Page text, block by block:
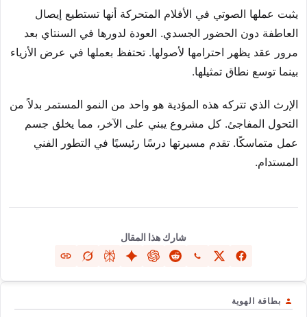
يثبت عملها الصوتي في الأفلام المتحركة أنها تستطيع إيصال
العاطفة دون الحضور الجسدي. العودة لدورها في السنتاي بعد
مرور عقد يظهر احترامها لأصولها. تحتفظ بعملها في عرض الأزياء
بينما توسع نطاق تمثيلها.
الإرث الذي تتركه هذه المؤدية هو واحد من النمو المستمر بدلاً من
التحول المفاجئ. كل مشروع يبني على الآخر، مما يخلق جسم
عمل متماسكًا. تقدم مسيرتها درسًا رئيسيًا في التطور الفني
المستدام.
شارك هذا المقال
بطاقة الهوية